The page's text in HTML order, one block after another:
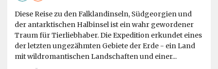
Diese Reise zu den Falklandinseln, Südgeorgien und
der antarktischen Halbinsel ist ein wahr gewordener
Traum für Tierliebhaber. Die Expedition erkundet eines
der letzten ungezähmten Gebiete der Erde - ein Land
mit wildromantischen Landschaften und einer...